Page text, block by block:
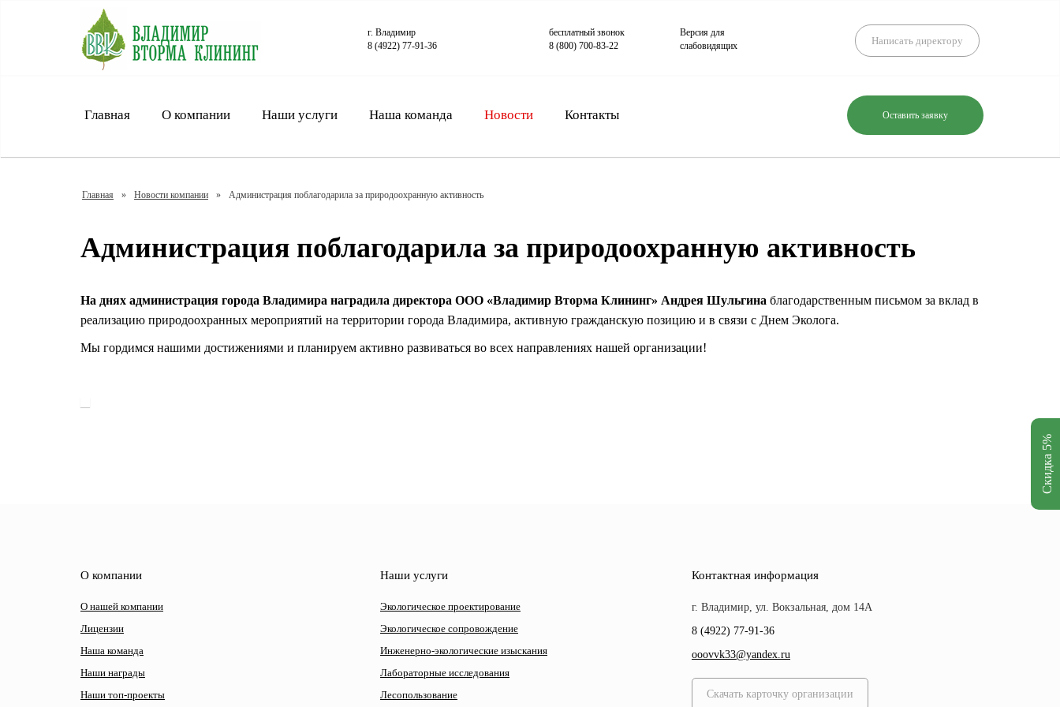
Скидка 5%
г. Владимир
8 (4922) 77-91-36
бесплатный звонок
8 (800) 700-83-22
Версия для
слабовидящих
Написать директору
Главная О компании Наши услуги Наша команда Новости Контакты Оставить заявку
Главная » Новости компании » Администрация поблагодарила за природоохранную активность
Администрация поблагодарила за природоохранную активность
На днях администрация города Владимира наградила директора ООО «Владимир Вторма Клининг» Андрея Шульгина благодарственным письмом за вклад в
реализацию природоохранных мероприятий на территории города Владимира, активную гражданскую позицию и в связи с Днем Эколога.
Мы гордимся нашими достижениями и планируем активно развиваться во всех направлениях нашей организации!
О компании
О нашей компании
Лицензии
Наша команда
Наши награды
Наши топ-проекты
Наши услуги
Экологическое проектирование
Экологическое сопровождение
Инженерно-экологические изыскания
Лабораторные исследования
Лесопользование
Контактная информация
г. Владимир, ул. Вокзальная, дом 14А
8 (4922) 77-91-36
ooovvk33@yandex.ru
Скачать карточку организации